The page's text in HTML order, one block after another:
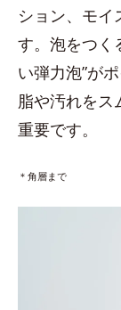
ション、モイ
す。泡をつく
い弾力泡”が
脂や汚れをス
重要です。
＊角層まで